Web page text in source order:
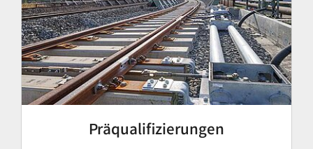
Präqualifizierungen